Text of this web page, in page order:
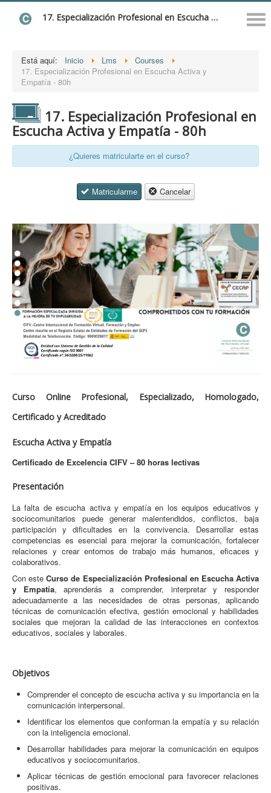
17. Especialización Profesional en Escucha Activa y Empatía - 80h
Está aquí: Inicio Lms
Courses
17. Especialización Profesional en Escucha Activa y
Empatía - 80h
17. Especialización Profesional en
Escucha Activa y Empatía - 80h
¿Quieres matricularte en el curso?
Matricularme Cancelar
Curso Online Profesional, Especializado, Homologado,
Certificado y Acreditado
Escucha Activa y Empatía
Certificado de Excelencia CIFV – 80 horas lectivas
Presentación
La falta de escucha activa y empatía en los equipos educativos y
sociocomunitarios puede generar malentendidos, conflictos, baja
participación y dificultades en la convivencia. Desarrollar estas
competencias es esencial para mejorar la comunicación, fortalecer
relaciones y crear entornos de trabajo más humanos, eficaces y
colaborativos.
Con esteCurso de Especialización Profesional en Escucha Activa
y Empatía, aprenderás a comprender, interpretar y responder
adecuadamente a las necesidades de otras personas, aplicando
técnicas de comunicación efectiva, gestión emocional y habilidades
sociales que mejoran la calidad de las interacciones en contextos
educativos, sociales y laborales.
Objetivos
Comprender el concepto de escucha activa y su importancia en la
comunicación interpersonal.
Identificar los elementos que conforman la empatía y su relación
con la inteligencia emocional.
Desarrollar habilidades para mejorar la comunicación en equipos
educativos y sociocomunitarios.
Aplicar técnicas de gestión emocional para favorecer relaciones
positivas.